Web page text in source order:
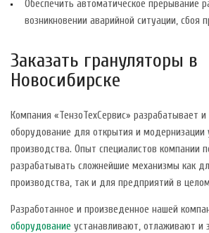
Обеспечить автоматическое прерывание
возникновении аварийной ситуации, сбоя
Заказать грануляторы в
Новосибирске
Компания «ТензоТехСервис» разрабатывает и
оборудование для открытия и
производства. Опыт специалистов компании
разрабатывать сложнейшие механизмы как
производства, так и для предприятий в
Разработанное и произведенное нашей
оборудование устанавливают, отлаживают и